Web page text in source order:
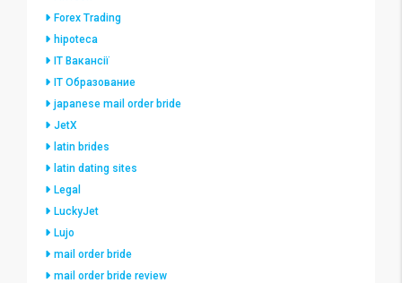
Forex Trading
hipoteca
IT Вакансії
IT Образование
japanese mail order bride
JetX
latin brides
latin dating sites
Legal
LuckyJet
Lujo
mail order bride
mail order bride review